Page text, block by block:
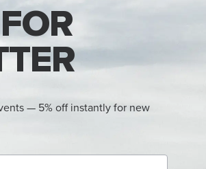
— 5% off instantly for new